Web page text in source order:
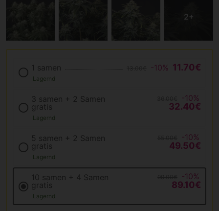
1 samen -10% 11.70€
Lagernd
3 samen + 2 Samen
gratis
-10%
32.40€
Lagernd
5 samen + 2 Samen
gratis
-10%
49.50€
Lagernd
10 samen + 4 Samen
gratis
-10%
89.10€
Lagernd